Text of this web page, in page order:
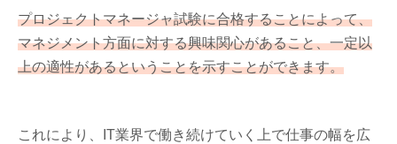
プロジェクトマネージャ試験に合格することによって、
マネジメント方面に対する興味関心があること、一定以
上の適性があるということを示すことができます。
これにより、IT業界で働き続けていく上で仕事の幅を広